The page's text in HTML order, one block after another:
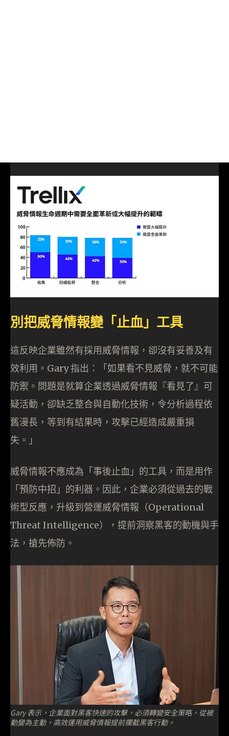
別把威脅情報變「止血」工具
這反映企業雖然有採用威脅情報，卻沒有妥善及有
效利用。Gary 指出：「如果看不見威脅，就不可能
防禦。問題是就算企業透過威脅情報『看見了』可
疑活動，卻缺乏整合與自動化技術，令分析過程依
舊漫長，等到有結果時，攻擊已經造成嚴重損
失。」
威脅情報不應成為「事後止血」的工具，而是用作
「預防中招」的利器。因此，企業必須從過去的戰
術型反應，升級到營運威脅情報（Operational
Threat Intelligence），提前洞察黑客的動機與手
法，搶先佈防。
Gary 表示，企業面對黑客快速的攻擊，必須轉變安全策略，從被
動變為主動，高效運用威脅情報提前攔截黑客行動。